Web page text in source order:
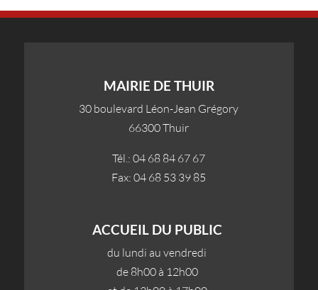
MAIRIE DE THUIR
30 boulevard Léon-Jean Grégory
66300 Thuir
Tél.: 04 68 84 67 67
Fax: 04 68 53 39 85
ACCUEIL DU PUBLIC
du lundi au vendredi
de 8h00 à 12h00